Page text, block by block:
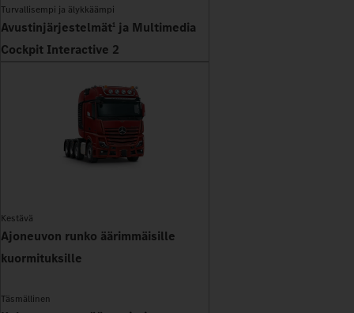
Turvallisempi ja älykkäämpi
Avustinjärjestelmät1 ja Multimedia
Cockpit Interactive 2
Kestävä
Ajoneuvon runko äärimmäisille
kuormituksille
Täsmällinen